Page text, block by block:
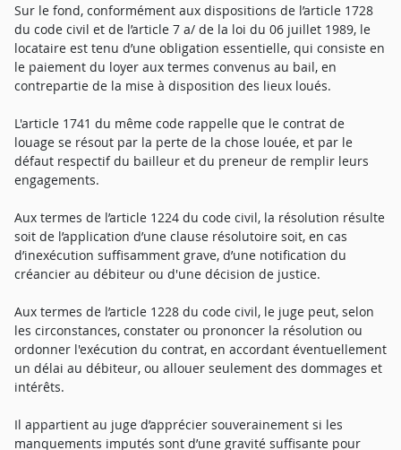
Sur le fond, conformément aux dispositions de l’article 1728
du code civil et de l’article 7 a/ de la loi du 06 juillet 1989, le
locataire est tenu d’une obligation essentielle, qui consiste en
le paiement du loyer aux termes convenus au bail, en
contrepartie de la mise à disposition des lieux loués.
L'article 1741 du même code rappelle que le contrat de
louage se résout par la perte de la chose louée, et par le
défaut respectif du bailleur et du preneur de remplir leurs
engagements.
Aux termes de l’article 1224 du code civil, la résolution résulte
soit de l’application d’une clause résolutoire soit, en cas
d’inexécution suffisamment grave, d’une notification du
créancier au débiteur ou d'une décision de justice.
Aux termes de l’article 1228 du code civil, le juge peut, selon
les circonstances, constater ou prononcer la résolution ou
ordonner l'exécution du contrat, en accordant éventuellement
un délai au débiteur, ou allouer seulement des dommages et
intérêts.
Il appartient au juge d’apprécier souverainement si les
manquements imputés sont d’une gravité suffisante pour